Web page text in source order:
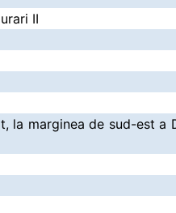
II
la marginea de sud-est a